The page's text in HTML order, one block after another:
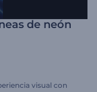
de neón
visual con